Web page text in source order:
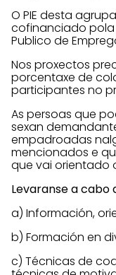
O PIE desta
cofinanciado pola
Publico de
Nos proxectos
porcentaxe de
participantes no
As persoas que
sexan
empadroadas
mencionados e
que vai orientado
Levaranse a cabo
a) Información,
b) Formación en
c) Técnicas de